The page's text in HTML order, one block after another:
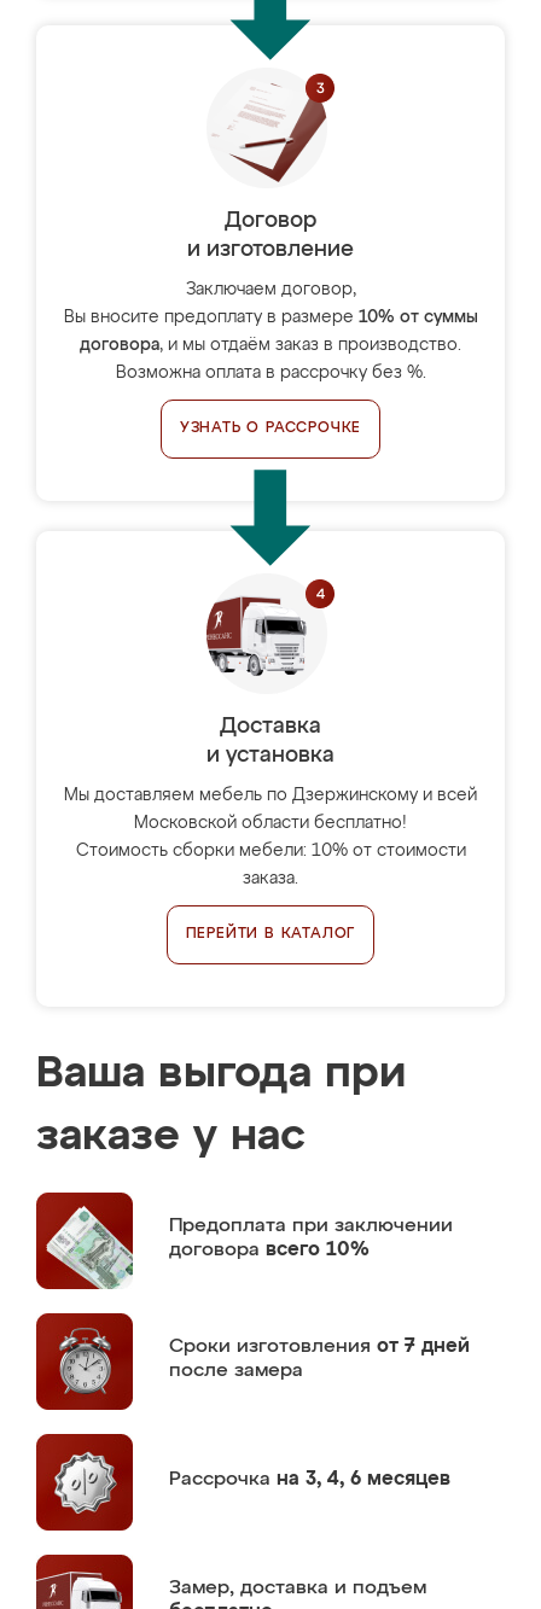
Договор
и изготовление
Заключаем договор,
Вы вносите предоплату в размере 10% от суммы
договора, и мы отдаём заказ в производство.
Возможна оплата в рассрочку без %.
УЗНАТЬ О РАССРОЧКЕ
Доставка
и установка
Мы доставляем мебель по Дзержинскому и всей
Московской области бесплатно!
Стоимость сборки мебели: 10% от стоимости
заказа.
ПЕРЕЙТИ В КАТАЛОГ
Ваша выгода при
заказе у нас
Предоплата при заключении
договора всего 10%
Сроки изготовления от 7 дней
после замера
Рассрочка на 3, 4, 6 месяцев
Замер, доставка и подъем